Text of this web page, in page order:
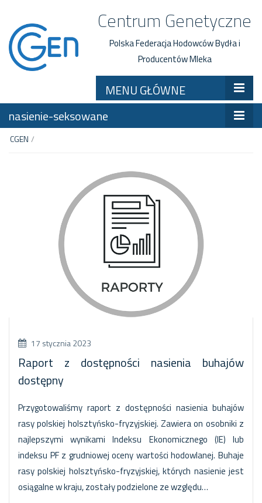
Centrum Genetyczne
Polska Federacja Hodowców Bydła i
Producentów Mleka
MENU GŁÓWNE
nasienie-seksowane
CGEN /
17 stycznia 2023
Raport z dostępności nasienia buhajów
dostępny
Przygotowaliśmy raport z dostępności nasienia buhajów
rasy polskiej holsztyńsko-fryzyjskiej. Zawiera on osobniki z
najlepszymi wynikami Indeksu Ekonomicznego (IE) lub
indeksu PF z grudniowej oceny wartości hodowlanej. Buhaje
rasy polskiej holsztyńsko-fryzyjskiej, których nasienie jest
osiągalne w kraju, zostały podzielone ze względu…